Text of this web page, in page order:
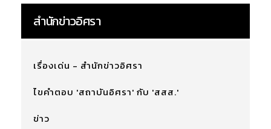
สำนักข่าวอิศรา
เรื่องเด่น - สำนักข่าวอิศรา
ไขคำตอบ 'สถาบันอิศรา' กับ 'สสส.'
ข่าว